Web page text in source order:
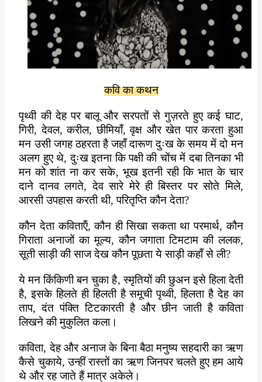
कवि का कथन
पृथ्वी की देह पर बालू और सरपतों से गुज़रते हुए कई घाट,
गिरी,देवल,करील,छीमियाँ,वृक्ष और खेत पार करता हुआ
मन उसी जगह ठहरता है जहाँ दारूण दुःख के समय में दो मन
अलग हुए थे,दुःख इतना कि पक्षी की चोंच में दबा तिनका भी
मन को शांत ना कर सके, भूख इतनी रही कि भात के चार
दाने दानव लगते,देव सारे मेरे ही बिस्तर पर सोते मिले,
आरसी उपहास करती थी,परितृप्ति कौन देता?
कौन देता कविताऍं,कौन ही सिखा सकता था परमार्थ,कौन
गिराता अनाजों का मूल्य,कौन जगाता टिमटाम की ललक,
सूती साड़ी की साज देख कौन पूछता ये साड़ी कहाँ से ली?
ये मन किंकिणी बन चुका है,स्मृतियों की छुअन इसे हिला देती
है,इसके हिलते ही हिलती है समूची पृथ्वी,हिलता है देह का
ताप,दंत पंक्ति टिटकारती है और छीन जाती है कविता
लिखने की मुकुलित कला।
कविता,देह और अनाज के बिना बैठा मनुष्य सहदारी का ऋण
कैसे चुकाये,उन्हीं रास्तों का ऋण जिनपर चलते हुए हम आये
थे और रह जाते हैं मात्र अकेले।